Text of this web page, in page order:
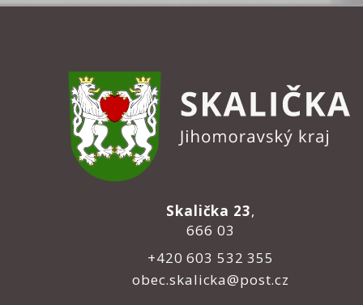
Skalička 23,
666 03
+420 603 532 355
obec.skalicka@post.cz